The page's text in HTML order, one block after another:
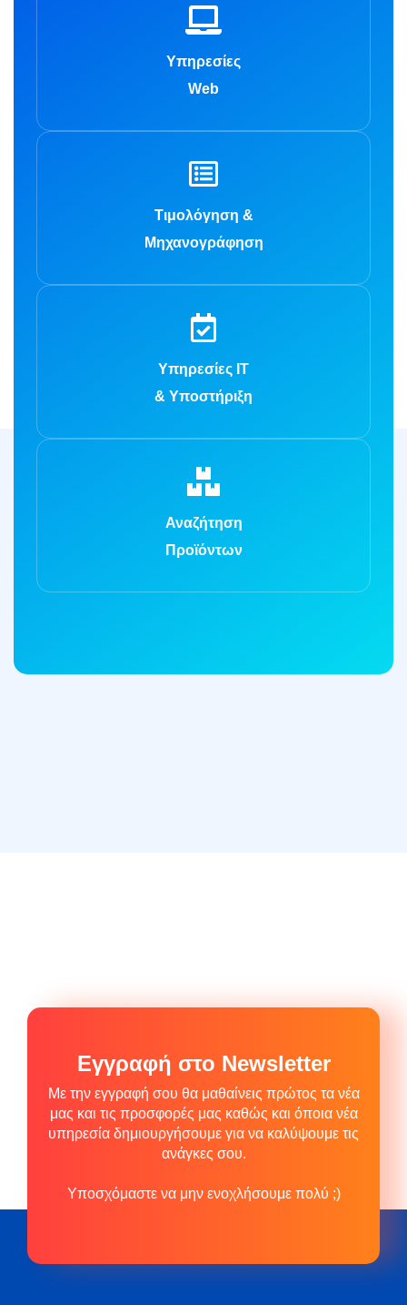
Υπηρεσίες
Web
Τιμολόγηση &
Μηχανογράφηση
Υπηρεσίες IT
& Υποστήριξη
Αναζήτηση
Προϊόντων
Εγγραφή στο Newsletter
Με την εγγραφή σου θα μαθαίνεις πρώτος τα νέα
μας και τις προσφορές μας καθώς και όποια νέα
υπηρεσία δημιουργήσουμε για να καλύψουμε τις
ανάγκες σου.
Υποσχόμαστε να μην ενοχλήσουμε πολύ ;)